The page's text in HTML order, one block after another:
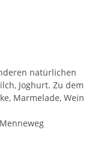
natürlichen
Joghurt. Zu dem
Marmelade, Wein